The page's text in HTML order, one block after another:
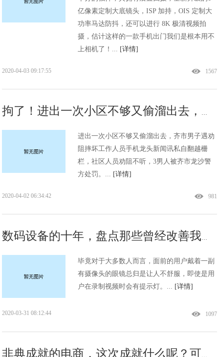
亿像素定制大底镜头，ISP 加持，OIS 定制大
功率马达防抖，还可以进行 8K 极清视频拍
摄，估计这样的一款手机出门我们是根本用不
上相机了！...
[详情]
1567
2020-04-03 09:17:55
拘了！进出一次小区不够又偷溜出去，齐市男子遇劝阻摔坏工作人员手机
进出一次小区不够又偷溜出去，齐市男子遇劝
阻摔坏工作人员手机龙头新闻讯私自翻越栅
栏，社区人员劝阻不听，3男人被齐市龙沙警
方处罚。... [详情]
981
2020-04-02 06:34:42
数码设备的十年，盘点那些曾经改善我们生活的产品（一）
毕竟对于大多数人而言，面前的用户戴着一副
有摄像头的眼镜总归是让人不舒服，即使是用
户在录制视频时会有提示灯。... [详情]
1097
2020-03-31 08:12:44